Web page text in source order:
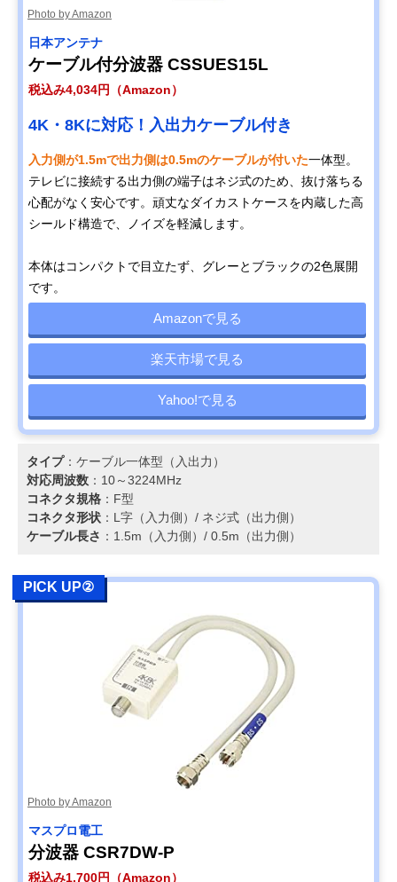
Photo by Amazon
日本アンテナ
ケーブル付分波器 CSSUES15L
税込み4,034円（Amazon）
4K・8Kに対応！入出力ケーブル付き
入力側が1.5mで出力側は0.5mのケーブルが付いた一体型。
テレビに接続する出力側の端子はネジ式のため、抜け落ちる
心配がなく安心です。頑丈なダイカストケースを内蔵した高
シールド構造で、ノイズを軽減します。
本体はコンパクトで目立たず、グレーとブラックの2色展開
です。
Amazonで見る
楽天市場で見る
Yahoo!で見る
タイプ：ケーブル一体型（入出力）
対応周波数 ：10～3224MHz
コネクタ規格 ：F型
コネクタ形状 ：L字（入力側）/ ネジ式（出力側）
ケーブル長さ ：1.5m（入力側）/ 0.5m（出力側）
PICK UP②
Photo by Amazon
マスプロ電工
分波器 CSR7DW-P
税込み1,700円（Amazon）